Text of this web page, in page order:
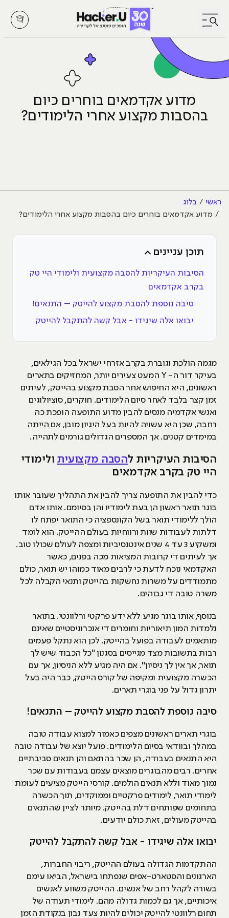
לחץ לפתיחת/סגירת תפריט
מדוע אקדמאים בוחרים כיום
בהסבות מקצוע אחרי הלימודים?
ראשי
בלוג
מדוע אקדמאים בוחרים כיום בהסבות מקצוע אחרי הלימודים?
תוכן עניינים
הסיבות העיקריות להסבה מקצועית ולימודי היי טק
בקרב אקדמאים
סיבה נוספת להסבת מקצוע להייטק – התנאים!
יבואו אלה שיגידו - אבל קשה להתקבל להייטק
מגמה הולכת וגוברת בקרב אזרחי ישראל בכל הגילאים,
בעיקר דור ה- Y המעט צעירים יותר, המחזיקים בתארים
ראשונים, היא החיפוש אחר הסבת מקצוע בהייטק, לעיתים
זמן קצר בלבד לאחר סיום הלימודים. חוקרים, סוציולוגים
ואנשי אקדמיה מנסים להבין מדוע התופעה הופכת כה
רחבה, שכן היא עשויה להיות בעל היגיון מובן, אם הייתה
במימדים קטנים. אך המספרים הגדולים גורמים לתהייה.
הסיבות העיקריות להסבה מקצועית ולימודי
היי טק בקרב אקדמאים
כדי להבין את התופעה צריך להבין את התהליך שעובר אותו
בוגר תואר ראשון הן בעת לימודיו והן בסיומם. אותו אדם
הולך ללימודי תואר בשל הקונספציה כי התואר יפתח לו
דלתות לעבודות שוות ורווחיות בעולם ההייטק. הוא לומד
ומשקיע 3 עד 4 שנים אינטנסיביות ומצפה לעולם שכולו טוב.
אך לעיתים די קרובות המציאות מכה בפנים, כאשר
האקדמאי נוכח לדעת כי לרבים מאוד כמוהו יש תואר, כולם
מתמודדים על משרות נחשקות בהייטק ותנאי הקבלה לכל
משרה טובה די גבוהים.
בנוסף, אותו בוגר מגיע ללא ידע פרקטי ורלוונטי. בתואר
נלמדות המון תיאוריות וחומרים די אנכרוניסטיים שאינם
מותאמים לעבודה בפועל בהייטק. לכן הוא נתקל פעמים
רבות בתשובות מצד מגייסים בסגנון "כל הכבוד שיש לך
תואר, אך אין לך ניסיון". אם היה מגיע ללא הניסיון, אך עם
הכשרה מקצועית ומקיפה של קורס הייטק, כבר היה בעל
יתרון גדול על פני בוגרי תארים.
סיבה נוספת להסבת מקצוע להייטק – התנאים!
בוגרי תארים ראשונים מצפים כאמור למצוא עבודה טובה
במהלך ובוודאי בסיום הלימודים. פועל יוצא של עבודה טובה
היא התנאים בעבודה, הן שכר בהתאם והן תנאים סביבתיים
אחרים. רבים מהבוגרים מוצאים עצמם בעבודות עם שכר
נמוך מאוד וללא תנאים הולמים. קורסי הייטק מציעים לעומת
לימודי תואר, לימודים פרקטיים וממוקדים, תוך הכשרה
בתחומים שפותחים דלת בהייטק. מיותר לציין שהתנאים
בהייטק מעולים, זאת כולם יודעים.
יבואו אלה שיגידו - אבל קשה להתקבל להייטק
ההתקדמות הגדולה בעולם ההייטק, ריבוי החברות,
הארגונים והסטארט-אפים שנפתחו בישראל, הביאו עימם
בשורה לקהל רחב של אנשים. ההייטק משווע לאנשים
איכותיים, אך גם לכמות גדולה מהם. לימודי תעודה של
תחום רלוונטי להייטק יכולים להיות צעד נבון בנקודת הזמן